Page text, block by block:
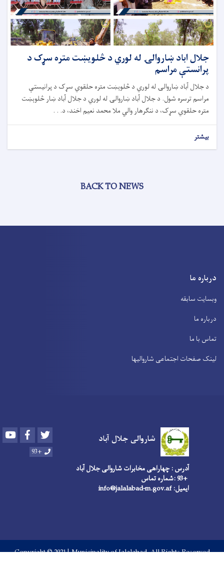
جلال اباد ښاروالۍ له لوري د څلويښت متره سړک د
پرانستې مراسم
د جلال آباد ښاروالۍ له لوري د څلوېښت متره حلقوي سړک د پرانیستې
مراسم ترسره شول. د جلال آباد ښاروالۍ له لوري د جلال آباد ښار څلوېښت
متره حلقوي سړک، د ننګرهار والي ملا محمد نعیم اخند، د. . .
بیشتر
BACK TO NEWS
درباره ما
وبسایت سابقه
درباره ما
تماس با ما
لینک صفحات اجتماعی شاروالیها
شاروالی جلال آباد Youtube Facebook
+93
آدرس : چهاراهی مخابرات شاروالی جلال آباد
+93 :شماره تماس
ایمیل: info@jalalabad-m.gov.af
Copyright © 2021 | Municipality of Jalalabad. All Rights Reserved